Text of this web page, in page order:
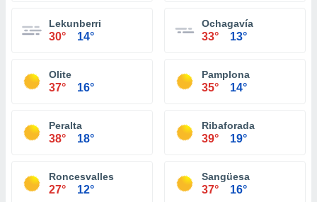
Lekunberri
30° 14°
Ochagavía
33° 13°
Olite
37° 16°
Pamplona
35° 14°
Peralta
38° 18°
Ribaforada
39° 19°
Roncesvalles
27° 12°
Sangüesa
37° 16°